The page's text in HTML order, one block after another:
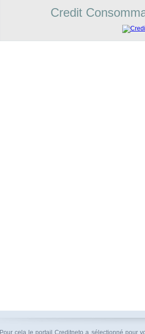
Credit
Pour cela le portail Creditneto a sélectionné pour